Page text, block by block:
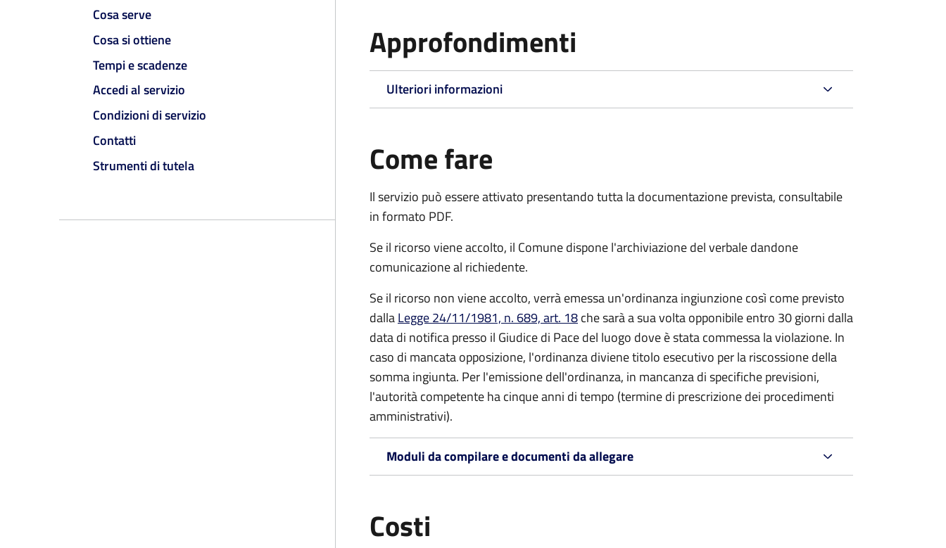
Cosa serve
Cosa si ottiene
Tempi e scadenze
Accedi al servizio
Condizioni di servizio
Contatti
Strumenti di tutela
Approfondimenti
Ulteriori informazioni
Come fare
Il servizio può essere attivato presentando tutta la documentazione prevista, consultabile
in formato PDF.
Se il ricorso viene accolto, il Comune dispone l'archiviazione del verbale dandone
comunicazione al richiedente.
Se il ricorso non viene accolto, verrà emessa un'ordinanza ingiunzione così come previsto
dallaLegge 24/11/1981, n. 689, art. 18che sarà a sua volta opponibile entro 30 giorni dalla
data di notifica presso il Giudice di Pace del luogo dove è stata commessa la violazione. In
caso di mancata opposizione, l'ordinanza diviene titolo esecutivo per la riscossione della
somma ingiunta. Per l'emissione dell'ordinanza, in mancanza di specifiche previsioni,
l'autorità competente ha cinque anni di tempo (termine di prescrizione dei procedimenti
amministrativi).
Moduli da compilare e documenti da allegare
Costi